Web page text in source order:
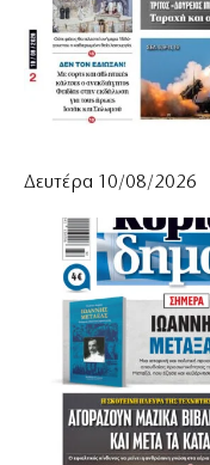
Δευτέρα 10/08/2026